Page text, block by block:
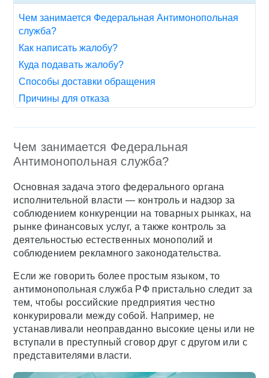
Чем занимается Федеральная Антимонопольная
служба?
Как написать жалобу?
Куда подавать жалобу?
Способы доставки обращения
Причины для отказа
Чем занимается Федеральная
Антимонопольная служба?
Основная задача этого федерального органа
исполнительной власти — контроль и надзор за
соблюдением конкуренции на товарных рынках, на
рынке финансовых услуг, а также контроль за
деятельностью естественных монополий и
соблюдением рекламного законодательства.
Если же говорить более простым языком, то
антимонопольная служба РФ пристально следит за
тем, чтобы российские предприятия честно
конкурировали между собой. Например, не
устанавливали неоправданно высокие цены или не
вступали в преступный сговор друг с другом или с
представителями власти.